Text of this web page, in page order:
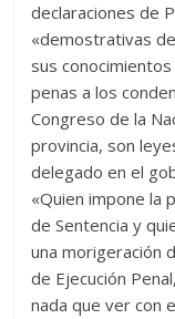
declaraciones de
«demostrativas
sus
penas a los
Congreso de la
provincia, son
delegado en el
«Quien impone la
de Sentencia y
una morigeración
de Ejecución
nada que ver con